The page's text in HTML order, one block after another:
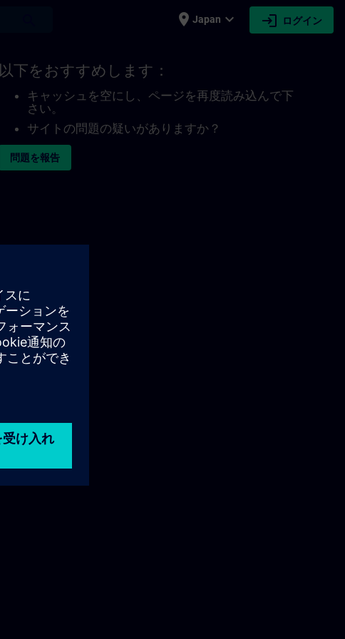
place Japan expand_more login ログイン
以下をおすすめします：
キャッシュを空にし、ページを再度読み込んで下
さい。
サイトの問題の疑いがありますか？
問題を報告